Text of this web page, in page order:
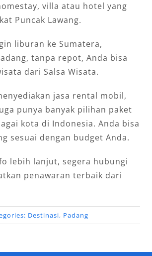
villa atau hotel yang
Puncak Lawang.
liburan ke Sumatera,
tanpa repot, Anda bisa
dari Salsa Wisata.
jasa rental mobil,
punya banyak pilihan paket
kota di Indonesia. Anda bisa
sesuai dengan budget Anda.
lebih lanjut, segera hubungi
penawaran terbaik dari
Destinasi, Padang